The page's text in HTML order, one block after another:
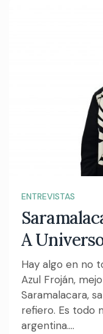
ENTREVISTAS
A
Hay algo en no
Azul Froján,
Saramalacara,
refiero. Es todo
argentina....